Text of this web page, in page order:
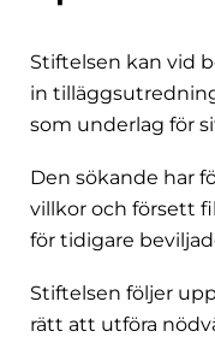
Stiftelsen kan vid
in
som underlag för
Den sökande har
villkor och försett
för tidigare
Stiftelsen följer
rätt att utföra